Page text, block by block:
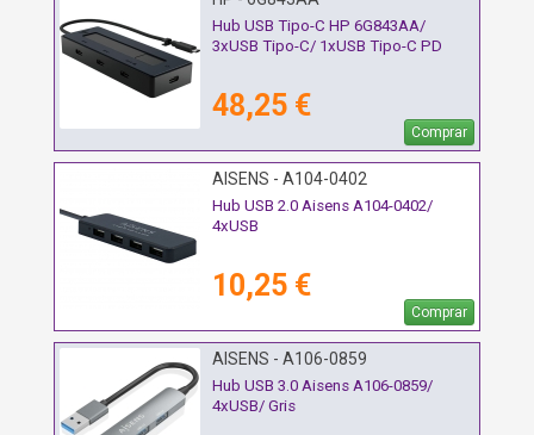
Hub USB Tipo-C HP 6G843AA/
3xUSB Tipo-C/ 1xUSB Tipo-C PD
48,25 €
Comprar
AISENS - A104-0402
Hub USB 2.0 Aisens A104-0402/
4xUSB
10,25 €
Comprar
AISENS - A106-0859
Hub USB 3.0 Aisens A106-0859/
4xUSB/ Gris